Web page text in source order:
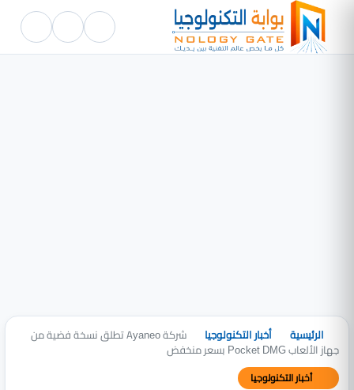
الرئيسية أخبار التكنولوجيا شركة Ayaneo تطلق نسخة فضية من
جهاز الألعاب Pocket DMG بسعر منخفض
أخبار التكنولوجيا